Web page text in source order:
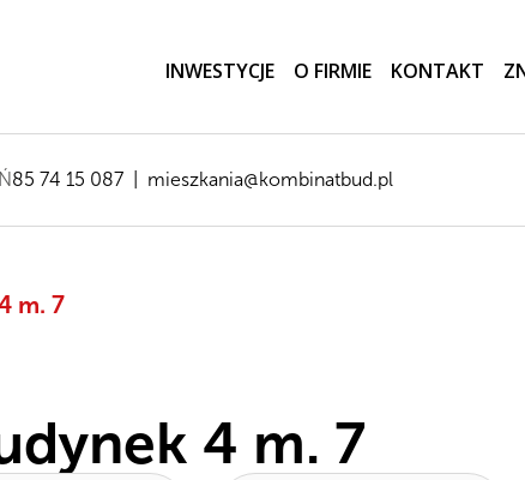
INWESTYCJE O FIRMIE KONTAKT
85 74 15 087 mieszkania@kombinatbud.pl
m. 7
4 m. 7